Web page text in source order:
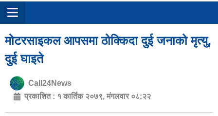
मोटरसाइकल आपसमा ठोक्किदा दुई जनाको मृत्यु,
दुई घाइते
Call24News
प्रकाशित : १ कार्तिक २०७९, मंगलवार ०८:२२